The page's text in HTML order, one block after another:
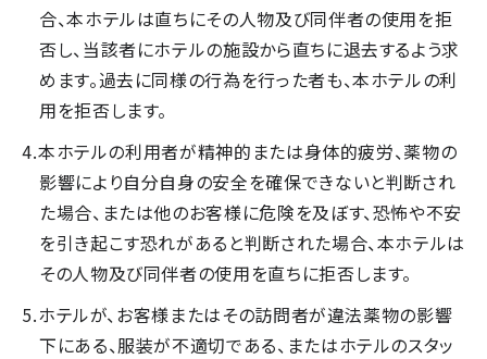
合、本ホテルは直ちにその人物及び同伴者の使用を拒
否し、当該者にホテルの施設から直ちに退去するよう求
めます。過去に同様の行為を行った者も、本ホテルの利
用を拒否します。
本ホテルの利用者が精神的または身体的疲労、薬物の
影響により自分自身の安全を確保できないと判断され
た場合、または他のお客様に危険を及ぼす、恐怖や不安
を引き起こす恐れがあると判断された場合、本ホテルは
その人物及び同伴者の使用を直ちに拒否します。
ホテルが、お客様またはその訪問者が違法薬物の影響
下にある、服装が不適切である、またはホテルのスタッ